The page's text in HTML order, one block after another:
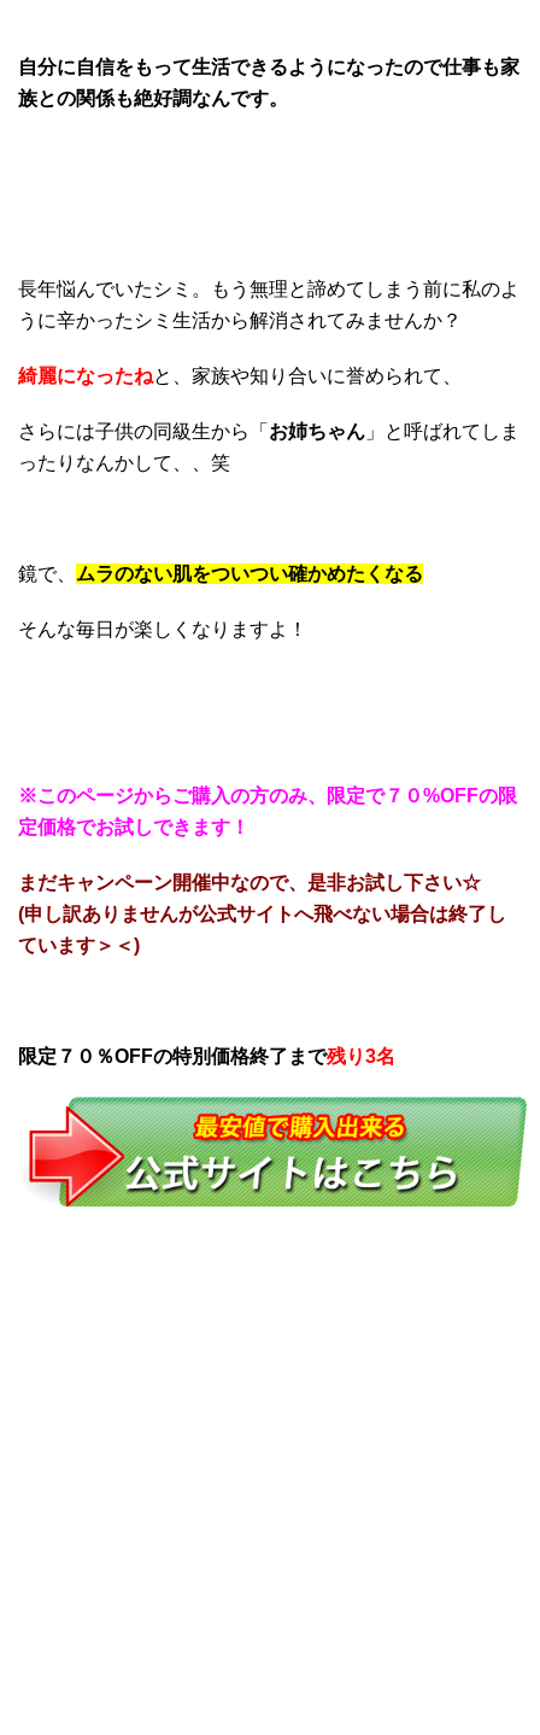
自分に自信をもって生活できるようになったので仕事も家
族との関係も絶好調なんです。
長年悩んでいたシミ。もう無理と諦めてしまう前に私のよ
うに辛かったシミ生活から解消されてみませんか？
綺麗になったねと、家族や知り合いに誉められて、
さらには子供の同級生から「 お姉ちゃん 」と呼ばれてしま
ったりなんかして、、笑
鏡で、 ムラのない肌をついつい確かめたくなる
そんな毎日が楽しくなりますよ！
※このページからご購入の方のみ、限定で７０%OFFの限
定価格でお試しできます！
まだキャンペーン開催中なので、是非お試し下さい☆
(申し訳ありませんが公式サイトへ飛べない場合は終了し
ています＞＜)
限定７０％OFFの特別価格終了まで